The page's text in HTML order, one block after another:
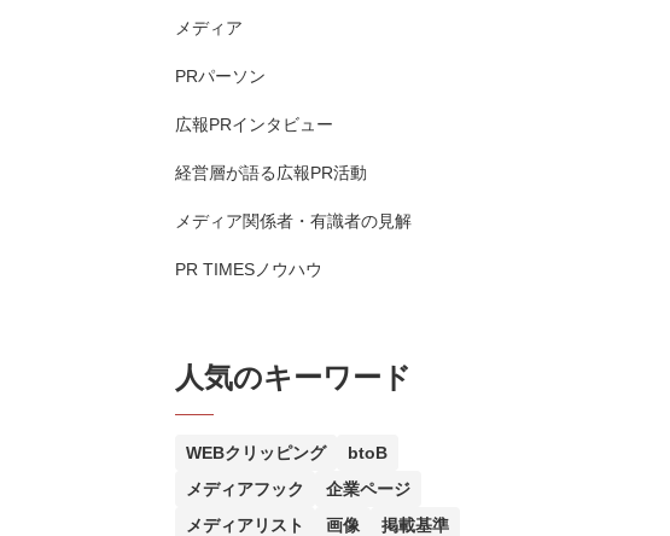
メディア
PRパーソン
広報PRインタビュー
経営層が語る広報PR活動
メディア関係者・有識者の見解
PR TIMESノウハウ
人気のキーワード
WEBクリッピング
btoB
メディアフック
企業ページ
メディアリスト
画像
掲載基準